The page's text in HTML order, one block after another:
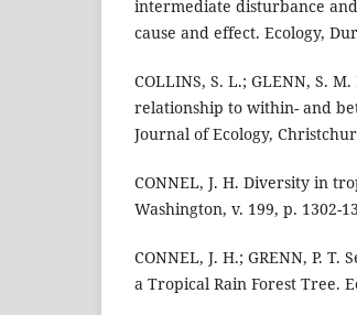
intermediate disturbance
cause and effect. Ecology,
COLLINS, S. L.; GLENN, S.
relationship to within- and
Journal of Ecology,
CONNEL, J. H. Diversity in
Washington, v. 199, p. 1302-
CONNEL, J. H.; GRENN, P.
a Tropical Rain Forest Tree.